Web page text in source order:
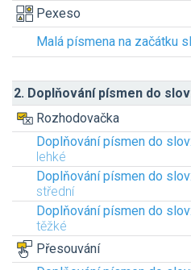
Pexeso
Malá písmena na začátku
2. Doplňování písmen do
Rozhodovačka
Doplňování písmen do
lehké
Doplňování písmen do
střední
Doplňování písmen do
těžké
Přesouvání